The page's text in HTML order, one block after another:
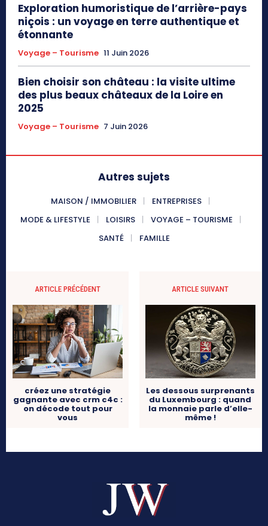
Exploration humoristique de l’arrière-pays
niçois : un voyage en terre authentique et
étonnante
Voyage – Tourisme 11 Juin 2026
Bien choisir son château : la visite ultime
des plus beaux châteaux de la Loire en
2025
Voyage – Tourisme 7 Juin 2026
Autres sujets
MAISON / IMMOBILIER
ENTREPRISES
MODE & LIFESTYLE
LOISIRS
VOYAGE – TOURISME
SANTÉ
FAMILLE
ARTICLE PRÉCÉDENT
créez une stratégie
gagnante avec crm c4c :
on décode tout pour
vous
ARTICLE SUIVANT
Les dessous surprenants
du Luxembourg : quand
la monnaie parle d’elle-
même !